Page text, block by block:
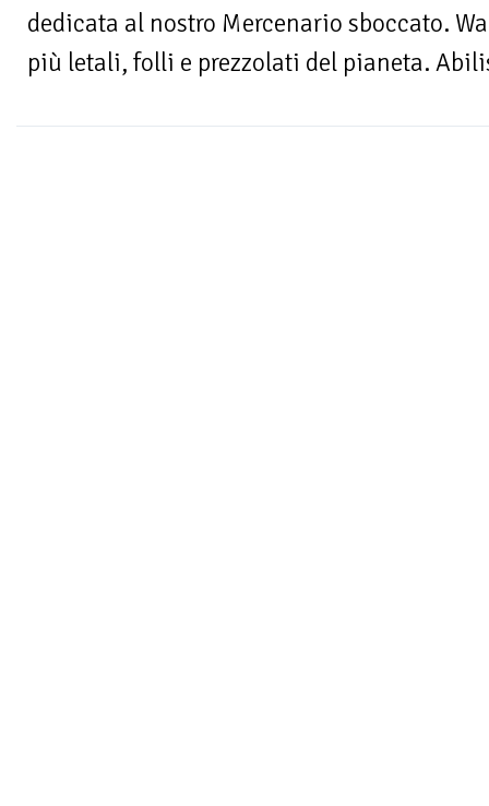
dedicata al nostro Mercenario sboccato.
più letali, folli e prezzolati del pianeta.